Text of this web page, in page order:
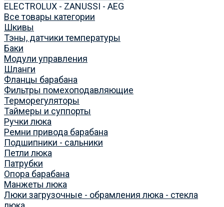
ELECTROLUX - ZANUSSI - AEG
Все товары категории
Шкивы
Тэны, датчики температуры
Баки
Модули управления
Шланги
Фланцы барабана
Фильтры помехоподавляющие
Терморегуляторы
Таймеры и суппорты
Ручки люка
Ремни привода барабана
Подшипники - сальники
Петли люка
Патрубки
Опора барабана
Манжеты люка
Люки загрузочные - обрамления люка - стекла